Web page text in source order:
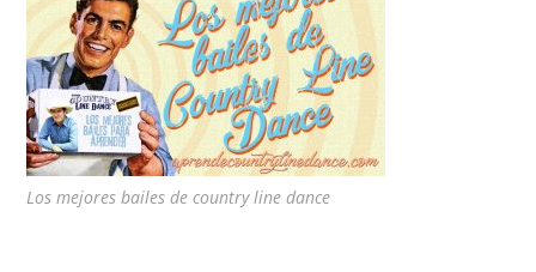
Los mejores bailes de country line dance